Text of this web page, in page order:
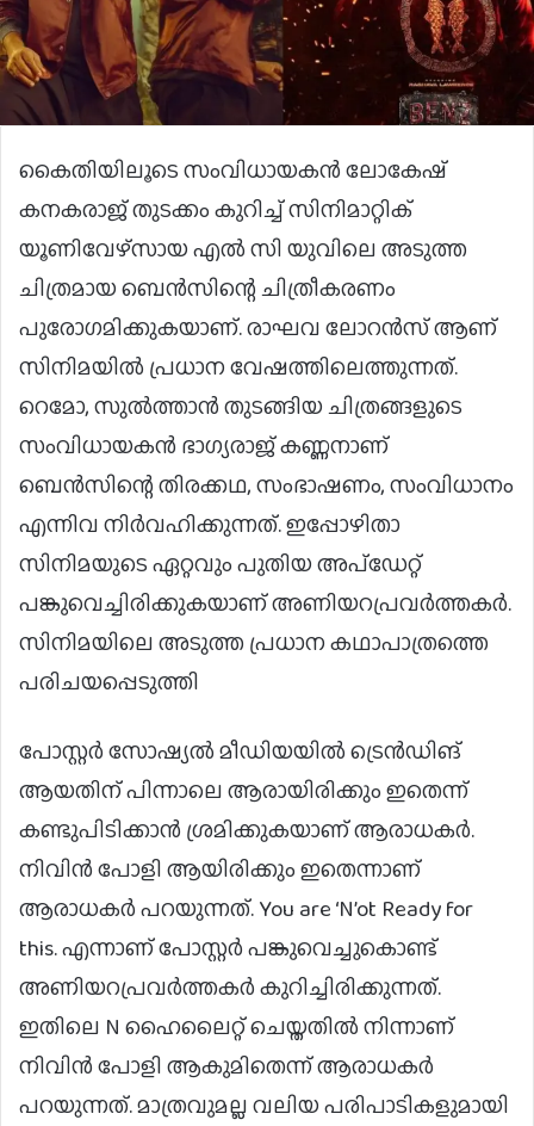
കൈതിയിലൂടെ സംവിധായകന്‍ ലോകേഷ്
കനകരാജ് തുടക്കം കുറിച്ച് സിനിമാറ്റിക്
യൂണിവേഴ്‌സായ എല്‍ സി യുവിലെ അടുത്ത
ചിത്രമായ ബെന്‍സിന്റെ ചിത്രീകരണം
പുരോഗമിക്കുകയാണ്. രാഘവ ലോറൻസ് ആണ്
സിനിമയിൽ പ്രധാന വേഷത്തിലെത്തുന്നത്.
റെമോ, സുൽത്താൻ തുടങ്ങിയ ചിത്രങ്ങളുടെ
സംവിധായകൻ ഭാഗ്യരാജ് കണ്ണനാണ്
ബെൻസിന്റെ തിരക്കഥ, സംഭാഷണം, സംവിധാനം
എന്നിവ നിർവഹിക്കുന്നത്. ഇപ്പോഴിതാ
സിനിമയുടെ ഏറ്റവും പുതിയ അപ്ഡേറ്റ്
പങ്കുവെച്ചിരിക്കുകയാണ് അണിയറപ്രവർത്തകർ.
സിനിമയിലെ അടുത്ത പ്രധാന കഥാപാത്രത്തെ
പരിചയപ്പെടുത്തി
പോസ്റ്റർ സോഷ്യൽ മീഡിയയിൽ ട്രെൻഡിങ്
ആയതിന് പിന്നാലെ ആരായിരിക്കും ഇതെന്ന്
കണ്ടുപിടിക്കാൻ ശ്രമിക്കുകയാണ് ആരാധകർ.
നിവിൻ പോളി ആയിരിക്കും ഇതെന്നാണ്
ആരാധകർ പറയുന്നത്. You are ‘N’ot Ready for
this. എന്നാണ് പോസ്റ്റർ പങ്കുവെച്ചുകൊണ്ട്
അണിയറപ്രവർത്തകർ കുറിച്ചിരിക്കുന്നത്.
ഇതിലെ N ഹൈലൈറ്റ് ചെയ്തതിൽ നിന്നാണ്
നിവിൻ പോളി ആകുമിതെന്ന് ആരാധകർ
പറയുന്നത്. മാത്രവുമല്ല വലിയ പരിപാടികളുമായി